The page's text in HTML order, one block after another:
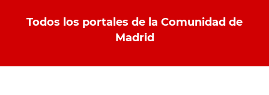
Todos los portales de la Comunidad de
Madrid